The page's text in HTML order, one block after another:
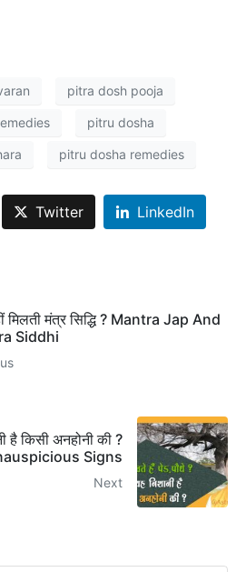
pitra dosh pooja
pitru dosha
pitru dosha remedies
Twitter LinkedIn
मिलती मंत्र सिद्धि ? Mantra Jap And
Siddhi
है किसी अनहोनी की ?
Signs
Next